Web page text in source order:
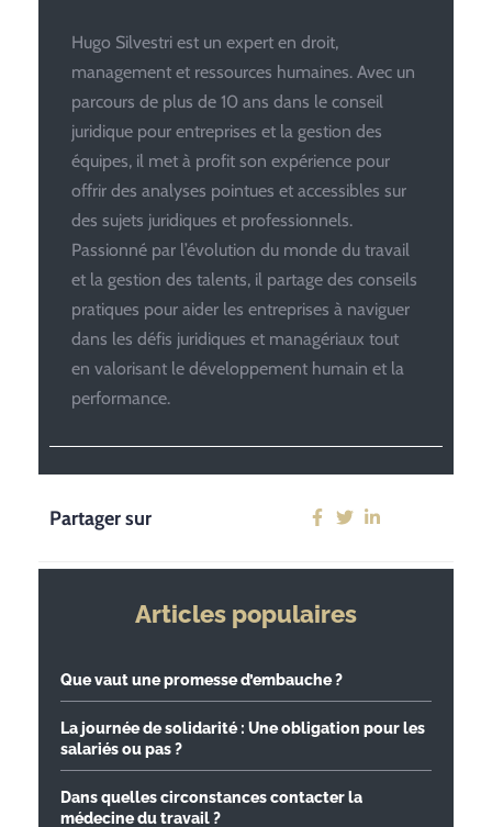
Hugo Silvestri est un expert en droit,
management et ressources humaines. Avec un
parcours de plus de 10 ans dans le conseil
juridique pour entreprises et la gestion des
équipes, il met à profit son expérience pour
offrir des analyses pointues et accessibles sur
des sujets juridiques et professionnels.
Passionné par l’évolution du monde du travail
et la gestion des talents, il partage des conseils
pratiques pour aider les entreprises à naviguer
dans les défis juridiques et managériaux tout
en valorisant le développement humain et la
performance.
Partager sur
Articles populaires
Que vaut une promesse d’embauche ?
La journée de solidarité : Une obligation pour les
salariés ou pas ?
Dans quelles circonstances contacter la
médecine du travail ?